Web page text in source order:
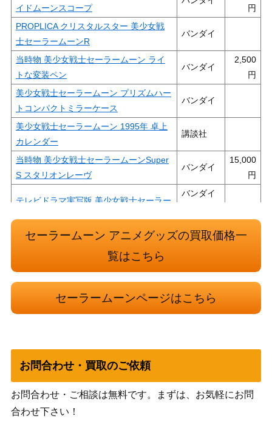
イドムーンスコープ
PROPLICA クリスタルスター 美少女戦
士セーラームーンR
バンダイ
当時物 美少女戦士セーラームーン ライ
トな変装ペン
バンダイ
2,500
美少女戦士セーラームーン プリズムハー
トコンパクトミラーケース
バンダイ
美少女戦士セーラームーン 1995年 卓上
カレンダー
講談社
当時物 美少女戦士セーラームーンSuper
S スタリオンレーヴ
バンダイ
15,000
テレビドラマ実写版 美少女戦士セーラー
バンダイ
当時物 美少女戦士セーラームーン ムー
当時物 美少女戦士セーラームーンS PRO
バンダイ
4,000
バンダイ
セーラームーン アニメグッズの買取価格一
覧はこちら
セーラームーンページはこちら
お問合わせ・買取のご依頼
お問合わせ・ご相談は無料です。まずは、お気軽にお問
合わせ下さい！